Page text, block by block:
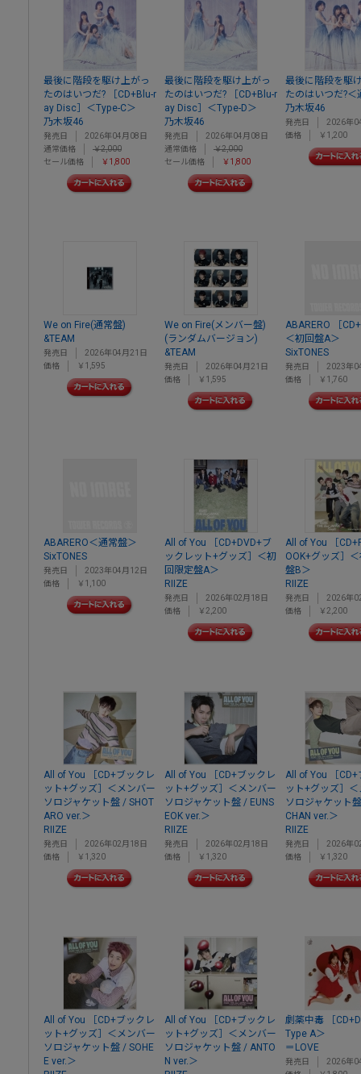
最後に階段を駆け上がっ
たのはいつだ? ［CD+Blu-r
ay Disc］＜Type-C＞
乃木坂46
発売日
2026年04月08日
通常価格
￥2,000
セール価格
￥1,800
最後に階段を駆け上がっ
たのはいつだ? ［CD+Blu-r
ay Disc］＜Type-D＞
乃木坂46
発売日
2026年04月08日
通常価格
￥2,000
セール価格
￥1,800
最後に階段を駆
たのはいつだ?＜
乃木坂46
発売日
2026年
価格
￥1,200
We on Fire(通常盤)
&TEAM
発売日
2026年04月21日
価格
￥1,595
We on Fire(メンバー盤)
(ランダムバージョン)
&TEAM
発売日
2026年04月21日
価格
￥1,595
ABARERO ［
＜初回盤A＞
SixTONES
発売日
2023年
価格
￥1,760
ABARERO＜通常盤＞
SixTONES
発売日
2023年04月12日
価格
￥1,100
All of You ［CD+DVD+ブ
ックレット+グッズ］＜初
回限定盤A＞
RIIZE
発売日
2026年02月18日
価格
￥2,200
All of You ［
OOK+グッズ］
盤B＞
RIIZE
発売日
2026年
価格
￥2,200
All of You ［CD+ブックレ
ット+グッズ］＜メンバー
ソロジャケット盤 / SHOT
ARO ver.＞
RIIZE
発売日
2026年02月18日
価格
￥1,320
All of You ［CD+ブックレ
ット+グッズ］＜メンバー
ソロジャケット盤 / EUNS
EOK ver.＞
RIIZE
発売日
2026年02月18日
価格
￥1,320
All of You ［CD+
ット+グッズ］
ソロジャケット
CHAN ver.＞
RIIZE
発売日
2026年
価格
￥1,320
All of You ［CD+ブックレ
ット+グッズ］＜メンバー
ソロジャケット盤 / SOHE
E ver.＞
All of You ［CD+ブックレ
ット+グッズ］＜メンバー
ソロジャケット盤 / ANTO
N ver.＞
劇薬中毒 ［
Type A＞
＝LOVE
発売日
2026年